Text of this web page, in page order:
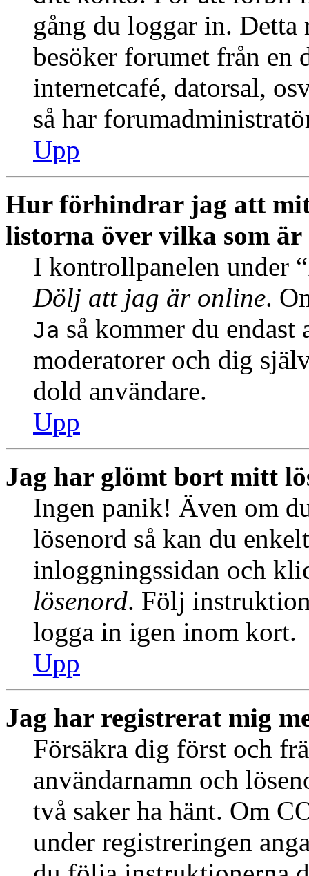
gång du loggar in. Detta
besöker forumet från en
internetcafé, datorsal,
så har
Upp
Hur förhindrar jag att
listorna över vilka som är
I kontrollpanelen under
Dölj att jag är online.
Ja så kommer du
moderatorer och dig
dold användare.
Upp
Jag har glömt bort mitt
Ingen panik! Även om
lösenord så kan du
inloggningssidan och
lösenord. Följ
logga in igen inom kort.
Upp
Jag har registrerat mig
Försäkra dig först och
användarnamn och
två saker ha hänt. Om
under registreringen